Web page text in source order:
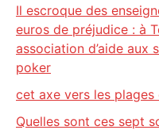
Il escroque des
euros de préjudice : à
association d’aide aux
poker
cet axe vers les
Quelles sont ces sept